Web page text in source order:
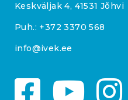
Keskväljak 4, 41531 Jõhvi
Puh.: +372 3370 568
info@ivek.ee